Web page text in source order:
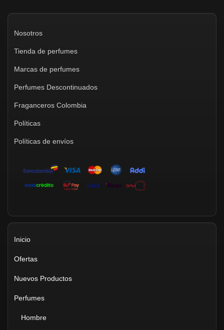
Nosotros
Tienda de perfumes
Marcas de perfumes
Perfumes Descontinuados
Fraganceros Colombia
Políticas
Políticas de envíos
Inicio
Ofertas
Nuevos Productos
Perfumes
Hombre